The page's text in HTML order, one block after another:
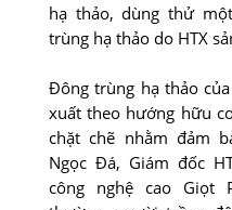
hạ thảo, dùng thử
trùng hạ thảo do HTX
Đông trùng hạ thảo
xuất theo hướng hữu
chặt chẽ nhằm đảm
Ngọc Đá, Giám đốc
công nghệ cao Giọt